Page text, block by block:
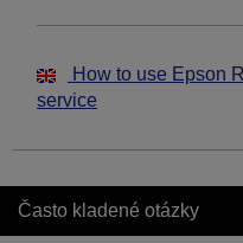
How to use Epson
service
Často kladené otázky